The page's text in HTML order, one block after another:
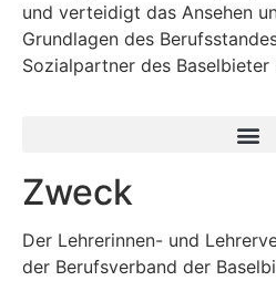
und verteidigt das Ansehen
Grundlagen des
Sozialpartner des Baselbieter
Zweck
Der Lehrerinnen- und
der Berufsverband der